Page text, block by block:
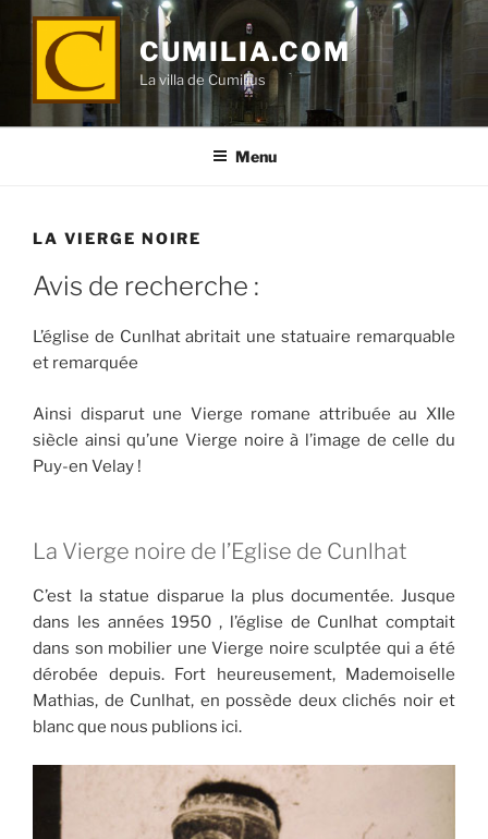
Aller
contenu
principal
CUMILIA.COM
La villa de Cumilius
Menu
LA VIERGE NOIRE
Avis de recherche :
L’église de Cunlhat abritait une statuaire remarquable
et remarquée
Ainsi disparut une Vierge romane attribuée au XIIe
siècle ainsi qu’une Vierge noire à l’image de celle du
Puy-en Velay !
La Vierge noire de l’Eglise de Cunlhat
C’est la statue disparue la plus documentée. Jusque
dans les années 1950 , l’église de Cunlhat comptait
dans son mobilier une Vierge noire sculptée qui a été
dérobée depuis. Fort heureusement, Mademoiselle
Mathias, de Cunlhat, en possède deux clichés noir et
blanc que nous publions ici.